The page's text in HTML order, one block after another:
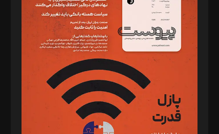
دبیر تحریریه: میثم قاسمی
د‌بیر ناداستان: سمانه سمیع
د‌بیر خدمت و تجارت: ابوالفضل رجبی
د‌بیر حقوق فناوری: حسام‌الدین ایپکچی
د‌بیر پیوست جهان: مینا پاکدل
د‌بیر تحریریه آنلاین: بابک نقاش
تحریریه‌: مجتبی محمود‌ی، آرش برهمند، یسنا امان‌پور، سروش کرمیان،
مصطفی مسجدی آرانی، ابوالفضل رجبی، زهرا فکرانه، فائزه فتحی
رستمی،مصطفی باستان
ویرایش: نگار استاد‌‌آقا